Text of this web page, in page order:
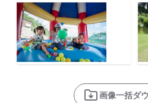
画像一括ダ